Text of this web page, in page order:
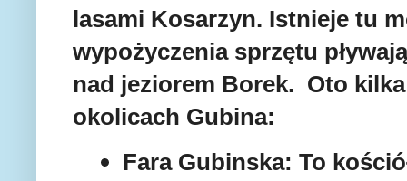
lasami Kosarzyn. Istnieje tu
wypożyczenia sprzętu
nad jeziorem Borek. Oto
okolicach Gubina:
Fara Gubinska: To